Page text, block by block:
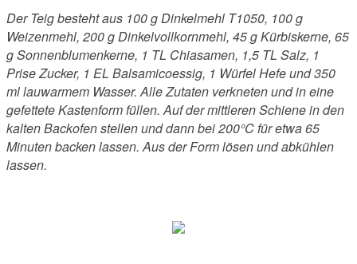
Der Teig besteht aus 100 g Dinkelmehl T1050, 100 g
Weizenmehl, 200 g Dinkelvollkornmehl, 45 g Kürbiskerne, 65
g Sonnenblumenkerne, 1 TL Chiasamen, 1,5 TL Salz, 1
Prise Zucker, 1 EL Balsamicoessig, 1 Würfel Hefe und 350
ml lauwarmem Wasser. Alle Zutaten verkneten und in eine
gefettete Kastenform füllen. Auf der mittleren Schiene in den
kalten Backofen stellen und dann bei 200°C für etwa 65
Minuten backen lassen. Aus der Form lösen und abkühlen
lassen.